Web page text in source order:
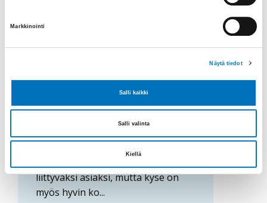
Markkinointi
Näytä tiedot
Salli kaikki
Salli valinta
Kiellä
Kelaa vähän -podcast,
turvallisuus ja
varautuminen
liittyväksi asiaksi, mutta kyse on
myös hyvin ko...